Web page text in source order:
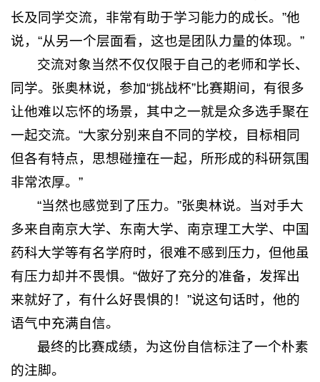
长及同学交流，非常有助于学习能力的成长。”他
说，“从另一个层面看，这也是团队力量的体现。”
交流对象当然不仅仅限于自己的老师和学长、
同学。张奥林说，参加“挑战杯”比赛期间，有很多
让他难以忘怀的场景，其中之一就是众多选手聚在
一起交流。“大家分别来自不同的学校，目标相同
但各有特点，思想碰撞在一起，所形成的科研氛围
非常浓厚。”
“当然也感觉到了压力。”张奥林说。当对手大
多来自南京大学、东南大学、南京理工大学、中国
药科大学等有名学府时，很难不感到压力，但他虽
有压力却并不畏惧。“做好了充分的准备，发挥出
来就好了，有什么好畏惧的！”说这句话时，他的
语气中充满自信。
最终的比赛成绩，为这份自信标注了一个朴素
的注脚。